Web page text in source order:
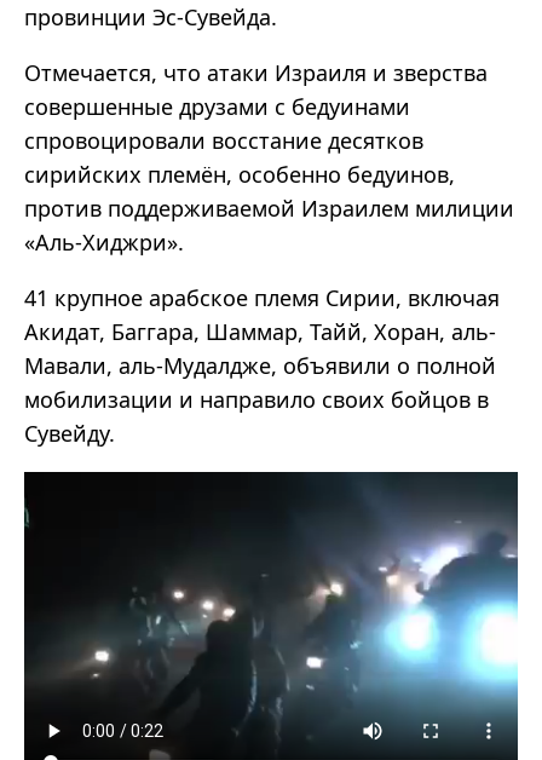
провинции Эс-Сувейда.
Отмечается, что атаки Израиля и зверства
совершенные друзами с бедуинами
спровоцировали восстание десятков
сирийских племён, особенно бедуинов,
против поддерживаемой Израилем милиции
«Аль-Хиджри».
41 крупное арабское племя Сирии, включая
Акидат, Баггара, Шаммар, Тайй, Хоран, аль-
Мавали, аль-Мудалдже, объявили о полной
мобилизации и направило своих бойцов в
Сувейду.